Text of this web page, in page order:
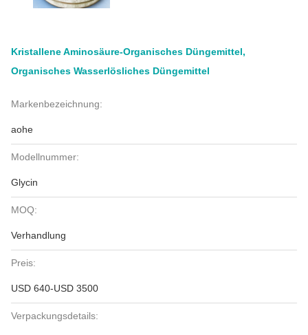
Kristallene Aminosäure-Organisches Düngemittel,
Organisches Wasserlösliches Düngemittel
Markenbezeichnung:
aohe
Modellnummer:
Glycin
MOQ:
Verhandlung
Preis:
USD 640-USD 3500
Verpackungsdetails: